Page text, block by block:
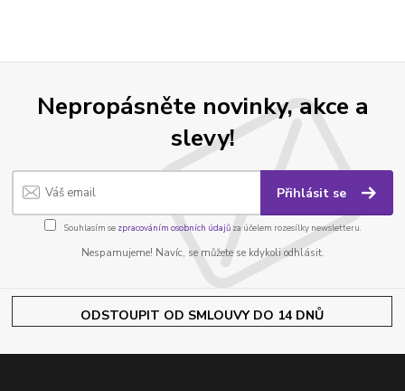
Nepropásněte novinky, akce a
slevy!
Přihlásit se
Souhlasím se zpracováním osobních údajůza účelem rozesílky newsletteru.
Nespamujeme! Navíc, se můžete se kdykoli odhlásit.
ODSTOUPIT OD SMLOUVY DO 14 DNŮ